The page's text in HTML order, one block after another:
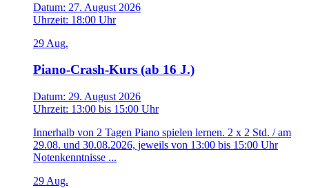
Datum: 27. August 2026
Uhrzeit: 18:00 Uhr
29 Aug.
Piano-Crash-Kurs (ab 16 J.)
Datum: 29. August 2026
Uhrzeit: 13:00 bis 15:00 Uhr
Innerhalb von 2 Tagen Piano spielen lernen. 2 x 2 Std. / am
29.08. und 30.08.2026, jeweils von 13:00 bis 15:00 Uhr
Notenkenntnisse ...
29 Aug.